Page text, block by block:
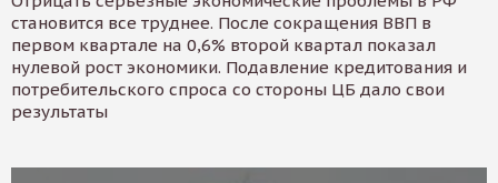
становится все труднее. После сокращения ВВП в
первом квартале на 0,6% второй квартал показал
нулевой рост экономики. Подавление кредитования и
потребительского спроса со стороны ЦБ дало свои
результаты